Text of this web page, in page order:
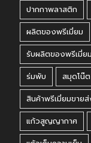
ปากกาพลาสติก
ผลิตของพรีเมี่ยม
รับผลิตของพรีเมี่ยม
ร่มพับ
สมุดโน๊ต
สินค้าพรีเมี่ยมขาย
แก้วสูญญากาศ